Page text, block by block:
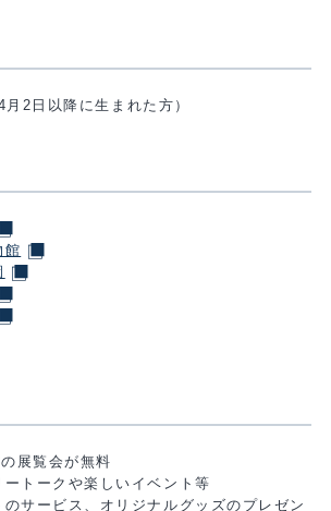
2日以降に生まれた方）
館
展覧会が無料
トークや楽しいイベント等
のサービス、オリジナルグッズのプレゼン